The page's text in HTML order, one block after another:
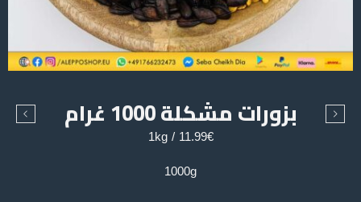
بزورات مشكلة 1000 غرام
11.99€ / 1kg
1000g